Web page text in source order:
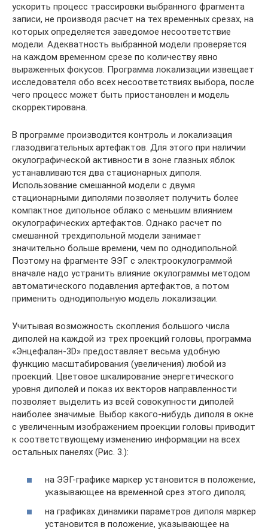
ускорить процесс трассировки выбранного фрагмента
записи, не производя расчет на тех временных срезах, на
которых определяется заведомое несоответствие
модели. Адекватность выбранной модели проверяется
на каждом временном срезе по количеству явно
выраженных фокусов. Программа локализации извещает
исследователя обо всех несоответствиях выбора, после
чего процесс может быть приостановлен и модель
скорректирована.
В программе производится контроль и локализация
глазодвигательных артефактов. Для этого при наличии
окулографической активности в зоне глазных яблок
устанавливаются два стационарных диполя.
Использование смешанной модели с двумя
стационарными диполями позволяет получить более
компактное дипольное облако с меньшим влиянием
окулографических артефактов. Однако расчет по
смешанной трехдипольной модели занимает
значительно больше времени, чем по однодипольной.
Поэтому на фрагменте ЭЭГ с электроокулограммой
вначале надо устранить влияние окулограммы методом
автоматического подавления артефактов, а потом
применить однодипольную модель локализации.
Учитывая возможность скопления большого числа
диполей на каждой из трех проекций головы, программа
«Энцефалан-3D» предоставляет весьма удобную
функцию масштабирования (увеличения) любой из
проекций. Цветовое шкалирование энергетического
уровня диполей и показ их векторов направленности
позволяет выделить из всей совокупности диполей
наиболее значимые. Выбор какого-нибудь диполя в окне
с увеличенным изображением проекции головы приводит
к соответствующему изменению информации на всех
остальных панелях (Рис. 3.):
на ЭЭГ-графике маркер установится в положение,
указывающее на временной срез этого диполя;
на графиках динамики параметров диполя маркер
установится в положение, указывающее на